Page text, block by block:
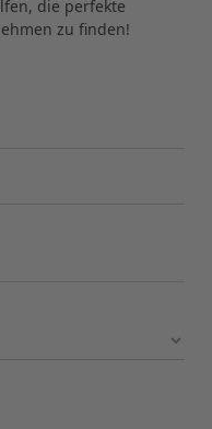
die perfekte
zu finden!